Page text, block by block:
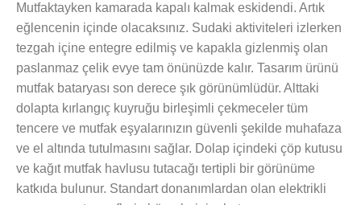
Mutfaktayken kamarada kapalı kalmak eskidendi. Artık
eğlencenin içinde olacaksınız. Sudaki aktiviteleri izlerken
tezgah içine entegre edilmiş ve kapakla gizlenmiş olan
paslanmaz çelik evye tam önünüzde kalır. Tasarım ürünü
mutfak bataryası son derece şık görünümlüdür. Alttaki
dolapta kırlangıç kuyruğu birleşimli çekmeceler tüm
tencere ve mutfak eşyalarınızın güvenli şekilde muhafaza
ve el altında tutulmasını sağlar. Dolap içindeki çöp kutusu
ve kağıt mutfak havlusu tutacağı tertipli bir görünüme
katkıda bulunur. Standart donanımlardan olan elektrikli